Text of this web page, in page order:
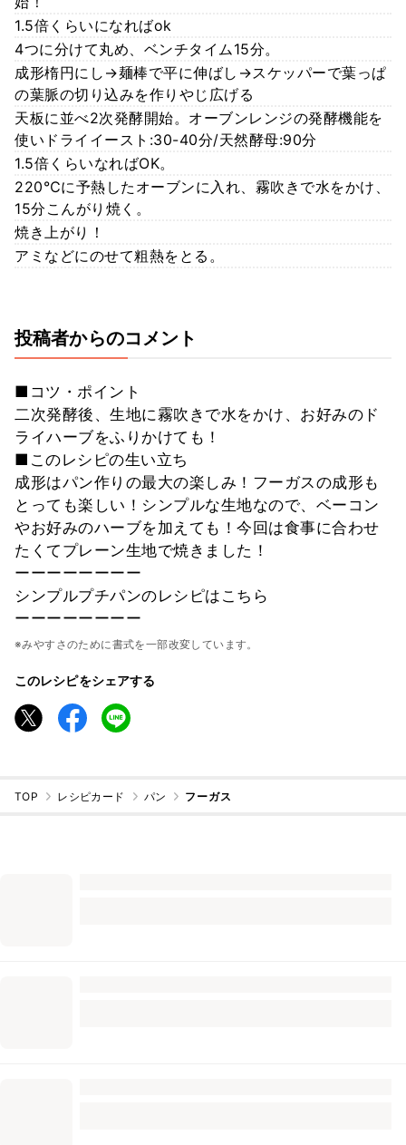
1.5倍くらいになればok
4つに分けて丸め、ベンチタイム15分。
成形楕円にし→麺棒で平に伸ばし→スケッパーで葉っぱ
の葉脈の切り込みを作りやじ広げる
天板に並べ2次発酵開始。オーブンレンジの発酵機能を
使いドライイースト:30-40分/天然酵母:90分
1.5倍くらいなればOK。
220℃に予熱したオーブンに入れ、霧吹きで水をかけ、
15分こんがり焼く。
焼き上がり！
アミなどにのせて粗熱をとる。
投稿者からのコメント
■コツ・ポイント
二次発酵後、生地に霧吹きで水をかけ、お好みのド
ライハーブをふりかけても！
■このレシピの生い立ち
成形はパン作りの最大の楽しみ！フーガスの成形も
とっても楽しい！シンプルな生地なので、ベーコン
やお好みのハーブを加えても！今回は食事に合わせ
たくてプレーン生地で焼きました！
ーーーーーーーー
シンプルプチパンのレシピはこちら
ーーーーーーーー
※みやすさのために書式を一部改変しています。
このレシピをシェアする
TOP レシピカード パン フーガス